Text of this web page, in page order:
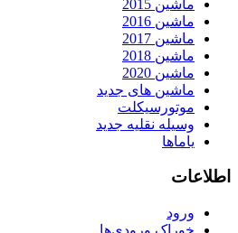
ماشین 2015
ماشین 2016
ماشین 2017
ماشین 2018
ماشین 2020
ماشین های جدید
موتورسیکلت
وسیله نقلیه جدید
یاماها
اطلاعات
ورود
خوراک ورودی‌ها